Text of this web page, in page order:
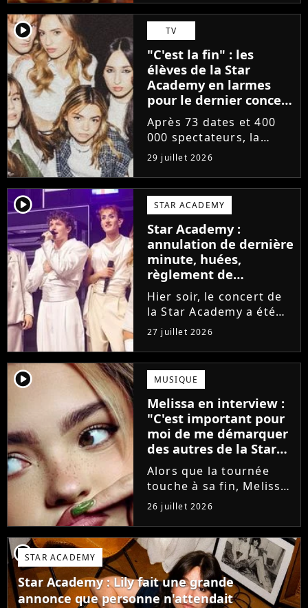
professeurs après les
départs annoncés de
Michael Goldman, Lucie
Bernardoni et Marlène
Schaff. La...
player2 TV
"C'est la fin" : les
élèves de la Star
Academy en larmes
pour le dernier concert
de la tournée
Après 73 dates et 400
000 spectateurs, la
tournée de la Star
Academy vient de se
terminer dans les
larmes. Sur les réseaux
sociaux, les élèves
adressent un dernier
message au public...
29 juillet 2026
player2 STAR ACADEMY
Star Academy :
annulation de dernière
minute, huées,
règlement de
comptes... Que s'est-il
passé au concert de
Bayonne hier soir ?
Hier soir, le concert de
la Star Academy a été
mouvementé. Quelques
minutes avant le show,
trois élèves ont
annoncé ne pas vouloir
monter sur scène pour
des raisons politiques.
Leur...
27 juillet 2026
player2 MUSIQUE
Melissa en interview :
"C'est important pour
moi de me démarquer
des autres de la Star
Academy"
Alors que la tournée
touche à sa fin, Melissa
se confie en interview
sur Volum sur la
création de son EP tout
va bien (j'crois), son
envie de gommer
l'étiquette Star
Academy, le jeu...
26 juillet 2026
player2STAR ACADEMY
Star Academy : Lily fait une grande
annonce que personne n'attendait